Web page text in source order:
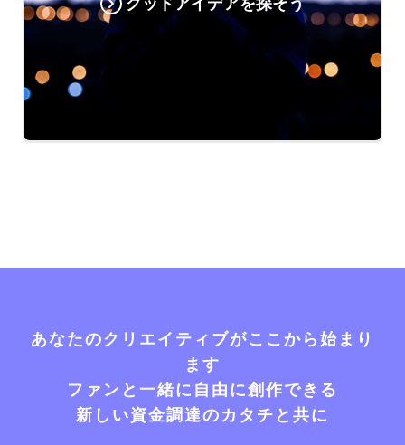
あなたのクリエイティブがここから始まり
ます
ファンと一緒に自由に創作できる
新しい資金調達のカタチと共に